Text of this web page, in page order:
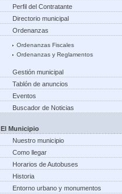
Perfil del Contratante
Directorio municipal
Ordenanzas
Ordenanzas Fiscales
Ordenanzas y Reglamentos
Gestión municipal
Tablón de anuncios
Eventos
Buscador de Noticias
El Municipio
Nuestro municipio
Como llegar
Horarios de Autobuses
Historia
Entorno urbano y monumentos